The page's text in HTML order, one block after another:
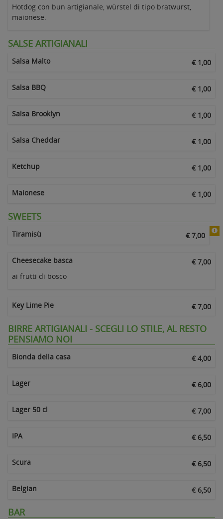
Hotdog con bun artigianale, würstel di tipo bratwurst,
maionese.
SALSE ARTIGIANALI
Salsa Malto € 1,00
Salsa BBQ € 1,00
Salsa Brooklyn € 1,00
Salsa Cheddar € 1,00
Ketchup € 1,00
Maionese € 1,00
SWEETS
Tiramisù € 7,00
Cheesecake basca
€ 7,00
ai frutti di bosco
Key Lime Pie € 7,00
BIRRE ARTIGIANALI - SCEGLI LO STILE, AL RESTO
PENSIAMO NOI
Bionda della casa € 4,00
Lager € 6,00
Lager 50 cl € 7,00
IPA € 6,50
Scura € 6,50
Belgian € 6,50
BAR